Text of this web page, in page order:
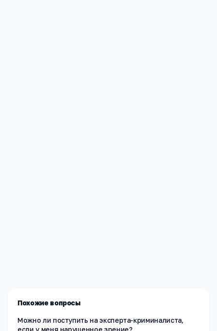
Похожие вопросы
Можно ли поступить на эксперта-криминалиста,
если у меня нарушенное зрение?